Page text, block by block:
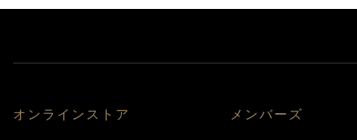
オンラインストア メンバーズ